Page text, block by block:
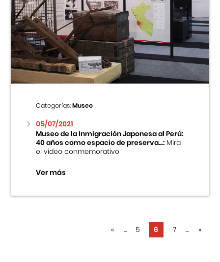
Categorías:Museo
05/07/2021
Museo de la Inmigración Japonesa al Perú:
40 años como espacio de preserva...:Mira
el video conmemorativo
Ver más
« ... 5 6 7 ... »